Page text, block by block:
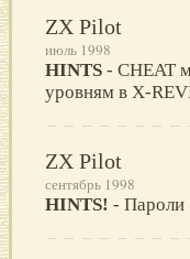
ZX Pilot
июль 1998
HINTS - CHEAT
уровням в X-
ZX Pilot
сентябрь 1998
HINTS! - Пароли